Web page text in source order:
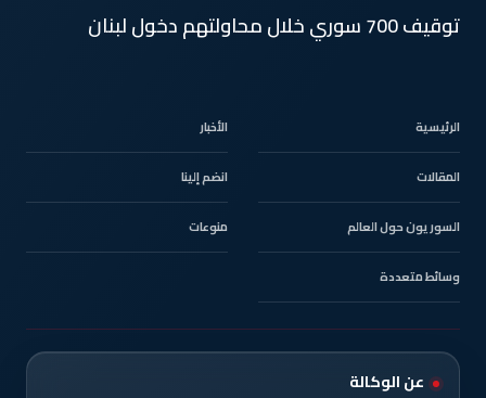
توقيف 700 سوري خلال محاولتهم دخول لبنان
الرئيسية الأخبار
المقالات انضم إلينا
السوريون حول العالم منوعات
وسائط متعددة
عن الوكالة